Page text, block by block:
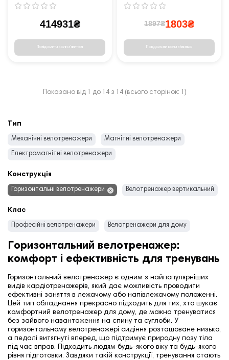
414931₴
Повідомити коли з'явиться
1897₴1803₴
Повідомити коли з'явиться
Показано від 1 до 14 з 14 (всього сторінок: 1)
Тип
Механічні велотренажери Магнітні велотренажери
Електромагнітні велотренажери
Конструкція
Горизонтальні велотренажери Велотренажер вертикальний
Клас
Професійні велотренажери Велотренажери для дому
Горизонтальний велотренажер:
комфорт і ефективність для тренувань
Горизонтальний велотренажер є одним з найпопулярніших
видів кардіотренажерів, який дає можливість проводити
ефективні заняття в лежачому або напівлежачому положенні.
Цей тип обладнання прекрасно підходить для тих, хто шукає
комфортний велотренажер для дому, де можна тренуватися
без зайвого навантаження на спину та суглоби. У
горизонтальному велотренажері сидіння розташоване низько,
а педалі витягнуті вперед, що підтримує природну позу тіла
під час вправ. Підходить людям будь-якого віку та будь-якого
рівня підготовки. Завдяки такій конструкції, тренування стають